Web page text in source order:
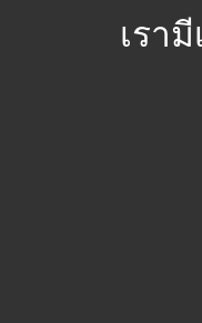
เรา